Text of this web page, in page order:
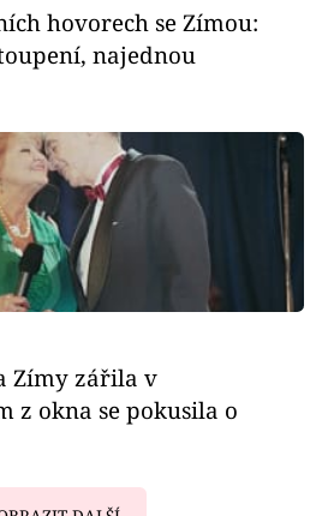
hovorech se Zímou:
najednou
Zímy zářila v
z okna se pokusila o